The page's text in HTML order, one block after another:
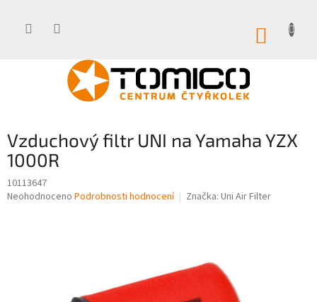
Vzduchový filtr UNI na Yamaha YZX
1000R
10113647
Průměrné
Neohodnoceno Podrobnosti hodnocení Značka: Uni Air Filter